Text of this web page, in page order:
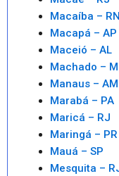
Macaíba – RN
Macapá – AP
Maceió – AL
Machado –
Manaus – AM
Marabá – PA
Maricá – RJ
Maringá – PR
Mauá – SP
Mesquita –